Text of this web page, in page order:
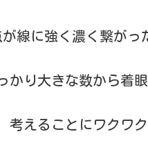
線に強く濃く繋がっ
かり大きな数から着
考えることにワクワ